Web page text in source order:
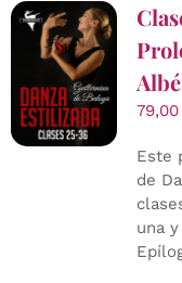
79,00
Este
de
una